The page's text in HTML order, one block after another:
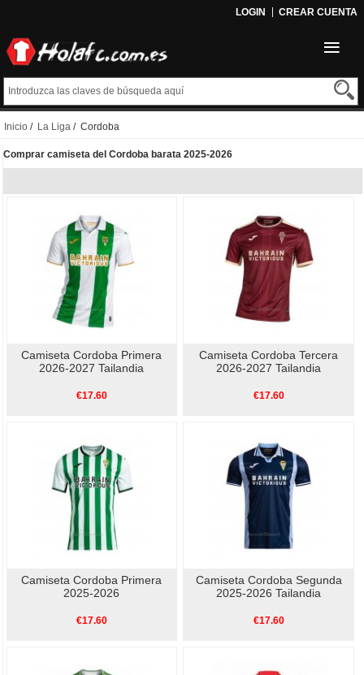
LOGIN CREAR CUENTA
Inicio / La Liga / Cordoba
Comprar camiseta del Cordoba barata 2025-2026
Camiseta Cordoba Primera
2026-2027 Tailandia
€17.60
Camiseta Cordoba Tercera
2026-2027 Tailandia
€17.60
Camiseta Cordoba Primera
2025-2026
€17.60
Camiseta Cordoba Segunda
2025-2026 Tailandia
€17.60